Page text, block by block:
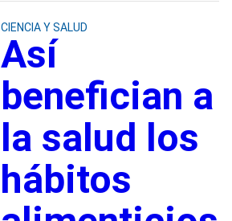
CIENCIA Y SALUD
Así
benefician a
la salud los
hábitos